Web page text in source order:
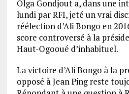
Olga Gondjout a, dans une
lundi par RFI, jeté un vrai
réélection d’Ali Bongo en
score controversé à la
Haut-Ogooué d’inhabituel.
La victoire d’Ali Bongo à la
opposé à Jean Ping reste